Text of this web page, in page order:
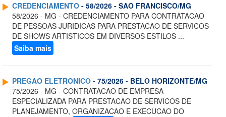
CREDENCIAMENTO - 58/2026 - SAO FRANCISCO/MG
58/2026 - MG - CREDENCIAMENTO PARA CONTRATACAO
DE PESSOAS JURIDICAS PARA PRESTACAO DE SERVICOS
DE SHOWS ARTISTICOS EM DIVERSOS ESTILOS ...
Saiba mais
PREGAO ELETRONICO - 75/2026 - BELO HORIZONTE/MG
75/2026 - MG - CONTRATACAO DE EMPRESA
ESPECIALIZADA PARA PRESTACAO DE SERVICOS DE
PLANEJAMENTO, ORGANIZACAO E EXECUCAO DO